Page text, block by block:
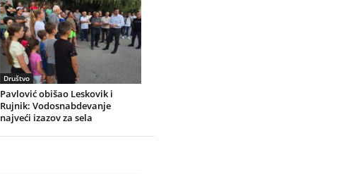
Društvo
Pavlović obišao Leskovik i
Rujnik: Vodosnabdevanje
najveći izazov za sela